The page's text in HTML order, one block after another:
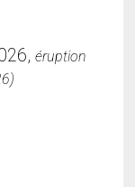
éruption